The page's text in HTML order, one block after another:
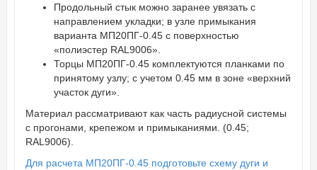
Продольный стык можно заранее увязать с
направлением укладки; в узле примыкания
варианта МП20ПГ-0.45 с поверхностью
«полиэстер RAL9006».
Торцы МП20ПГ-0.45 комплектуются планками по
принятому узлу; с учетом 0.45 мм в зоне «верхний
участок дуги».
Материал рассматривают как часть радиусной системы
с прогонами, крепежом и примыканиями. (0.45;
RAL9006).
Для расчета МП20ПГ-0.45 подготовьте схему дуги и